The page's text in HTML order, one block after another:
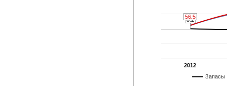
Запасы
2012
0.2
0.2
57.1
57.1
56.5
56.5